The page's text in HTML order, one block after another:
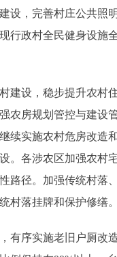
设，完善村庄公共照
行政村全民健身设施
设，稳步提升农村
农房规划管控与建设
续实施农村危房改造
。各涉农区加强农村
路径。加强传统村落
村落挂牌和保护修缮。
序实施老旧户厕改